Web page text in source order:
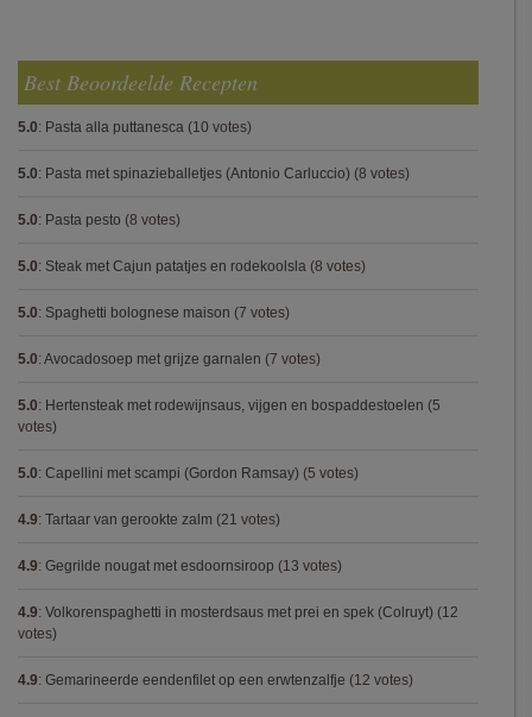
Best Beoordeelde Recepten
5.0: Pasta alla puttanesca (10 votes)
5.0: Pasta met spinazieballetjes (Antonio Carluccio) (8 votes)
5.0: Pasta pesto (8 votes)
5.0: Steak met Cajun patatjes en rodekoolsla (8 votes)
5.0: Spaghetti bolognese maison (7 votes)
5.0: Avocadosoep met grijze garnalen (7 votes)
5.0: Hertensteak met rodewijnsaus, vijgen en bospaddestoelen (5
votes)
5.0: Capellini met scampi (Gordon Ramsay) (5 votes)
4.9: Tartaar van gerookte zalm (21 votes)
4.9: Gegrilde nougat met esdoornsiroop (13 votes)
4.9: Volkorenspaghetti in mosterdsaus met prei en spek (Colruyt) (12
votes)
4.9: Gemarineerde eendenfilet op een erwtenzalfje (12 votes)